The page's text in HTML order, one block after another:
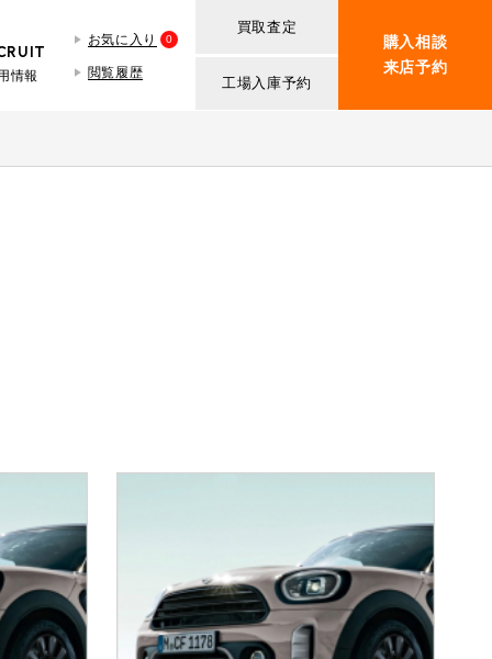
情報
お気に入り 0
閲覧履歴
買取査定
工場入庫予約
購入相談
来店予約